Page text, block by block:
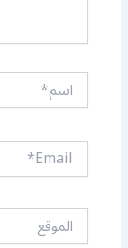
اسم*
Email*
الموقع